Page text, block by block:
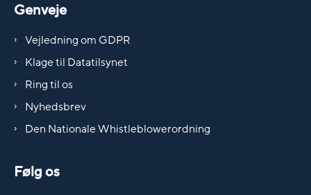
Genveje
Vejledning om GDPR
Klage til Datatilsynet
Ring til os
Nyhedsbrev
Den Nationale Whistleblowerordning
Følg os